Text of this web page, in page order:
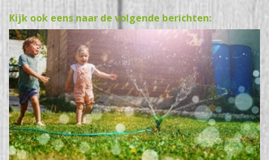
Kijk ook eens naar de volgende berichten: